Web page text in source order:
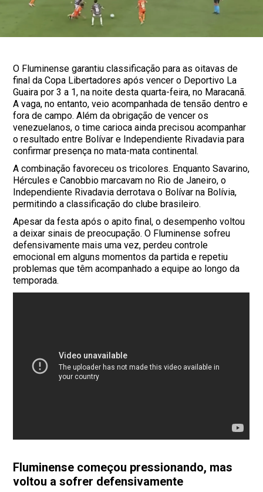
O Fluminense garantiu classificação para as oitavas de
final da Copa Libertadores após vencer o Deportivo La
Guaira por 3 a 1, na noite desta quarta-feira, no Maracanã.
A vaga, no entanto, veio acompanhada de tensão dentro e
fora de campo. Além da obrigação de vencer os
venezuelanos, o time carioca ainda precisou acompanhar
o resultado entre Bolívar e Independiente Rivadavia para
confirmar presença no mata-mata continental.
A combinação favoreceu os tricolores. Enquanto Savarino,
Hércules e Canobbio marcavam no Rio de Janeiro, o
Independiente Rivadavia derrotava o Bolívar na Bolívia,
permitindo a classificação do clube brasileiro.
Apesar da festa após o apito final, o desempenho voltou
a deixar sinais de preocupação. O Fluminense sofreu
defensivamente mais uma vez, perdeu controle
emocional em alguns momentos da partida e repetiu
problemas que têm acompanhado a equipe ao longo da
temporada.
Fluminense começou pressionando, mas
voltou a sofrer defensivamente